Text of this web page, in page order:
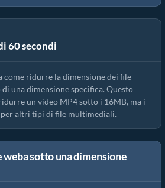
60 secondi
(Guida semplice)
come ridurre la dimensione dei file
una dimensione specifica. Questo
un video MP4 sotto i 16MB, ma i
per altri tipi di file multimediali.
sotto una dimensione